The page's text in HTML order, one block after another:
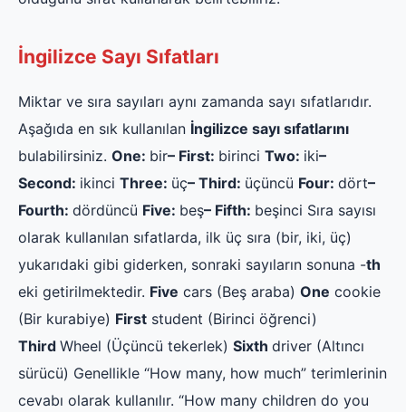
İngilizce Sayı Sıfatları
Miktar ve sıra sayıları aynı zamanda sayı sıfatlarıdır.
Aşağıda en sık kullanılan İngilizce sayı sıfatlarını
bulabilirsiniz. One: bir– First: birinci Two: iki–
Second: ikinci Three: üç– Third: üçüncü Four: dört–
Fourth: dördüncü Five: beş– Fifth: beşinci Sıra sayısı
olarak kullanılan sıfatlarda, ilk üç sıra (bir, iki, üç)
yukarıdaki gibi giderken, sonraki sayıların sonuna -th
eki getirilmektedir. Five cars (Beş araba) One cookie
(Bir kurabiye) First student (Birinci öğrenci)
Third Wheel (Üçüncü tekerlek) Sixth driver (Altıncı
sürücü) Genellikle “How many, how much” terimlerinin
cevabı olarak kullanılır. “How many children do you